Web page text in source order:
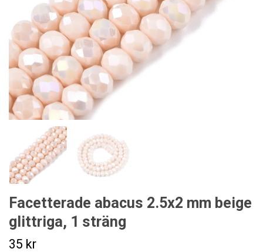
Facetterade abacus 2.5x2 mm beige
glittriga, 1 sträng
35 kr